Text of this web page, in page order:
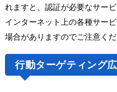
れますと、認証が必要なサー
インターネット上の各種サー
場合がありますのでご注意くだ
行動ターゲティング